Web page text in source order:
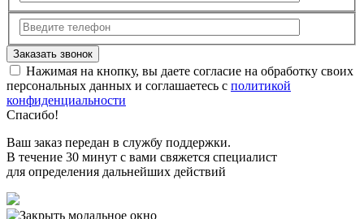
Нажимая на кнопку, вы даете согласие на обработку своих
персональных данных и соглашаетесь с политикой
конфиденциальности
Спасибо!
Ваш заказ передан в службу поддержки.
В течение 30 минут с вами свяжется специалист
для определения дальнейших действий